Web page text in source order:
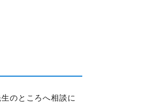
のところへ相談に